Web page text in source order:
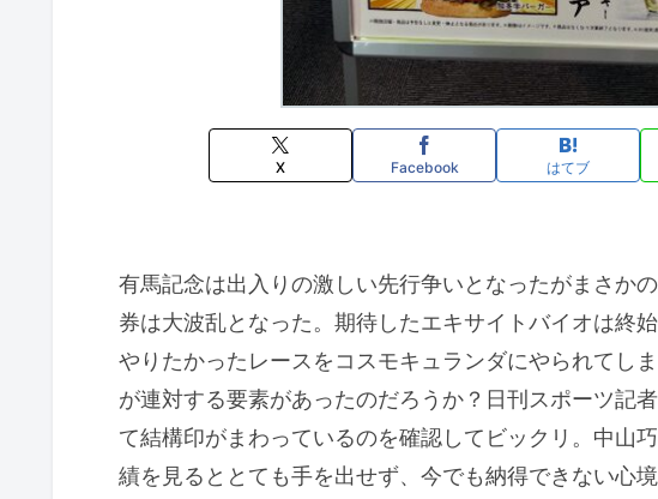
X Facebook はてブ
有馬記念は出入りの激しい先行争いとなったがまさか
券は大波乱となった。期待したエキサイトバイオは終
やりたかったレースをコスモキュランダにやられてし
が連対する要素があったのだろうか？日刊スポーツ記
て結構印がまわっているのを確認してビックリ。中山
績を見るととても手を出せず、今でも納得できない心